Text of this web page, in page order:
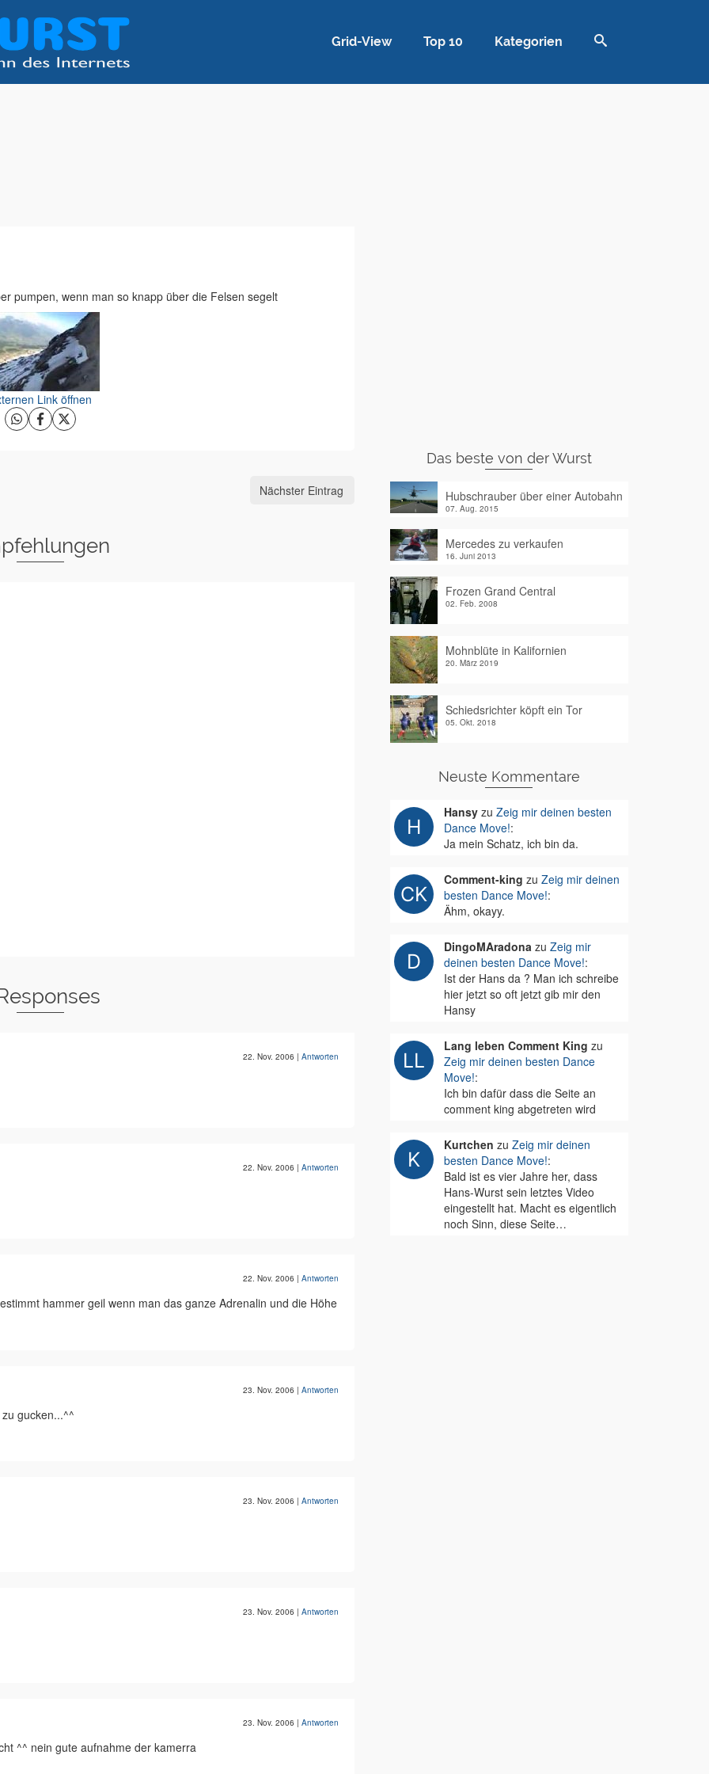
Grid-View Top 10 Kategorien
pumpen, wenn man so knapp über die Felsen segelt
Link öffnen
Nächster Eintrag
22. Nov. 2006 | Antworten
22. Nov. 2006 | Antworten
22. Nov. 2006 | Antworten
hammer geil wenn man das ganze Adrenalin und die Höhe
23. Nov. 2006 | Antworten
gucken...^^
23. Nov. 2006 | Antworten
23. Nov. 2006 | Antworten
23. Nov. 2006 | Antworten
^^ nein gute aufnahme der kamerra
Das beste von der Wurst
Hubschrauber über einer Autobahn
07. Aug. 2015
Mercedes zu verkaufen
16. Juni 2013
Frozen Grand Central
02. Feb. 2008
Mohnblüte in Kalifornien
20. März 2019
Schiedsrichter köpft ein Tor
05. Okt. 2018
Neuste Kommentare
Hansyzu Zeig mir deinen besten
Dance Move!:
Ja mein Schatz, ich bin da.
Comment-king zu Zeig mir deinen
besten Dance Move!:
Ähm, okayy.
DingoMAradonazu Zeig mir
deinen besten Dance Move!:
Ist der Hans da ? Man ich schreibe
hier jetzt so oft jetzt gib mir den
Hansy
Lang leben Comment King zu
Zeig mir deinen besten Dance
Move!:
Ich bin dafür dass die Seite an
comment king abgetreten wird
Kurtchen zu Zeig mir deinen
besten Dance Move!:
Bald ist es vier Jahre her, dass
Hans-Wurst sein letztes Video
eingestellt hat. Macht es eigentlich
noch Sinn, diese Seite…